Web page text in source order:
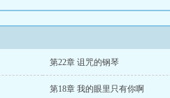
第22章 诅咒的钢琴
第18章 我的眼里只有你啊